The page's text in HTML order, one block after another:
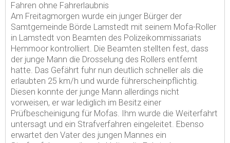
Fahren ohne Fahrerlaubnis
Am Freitagmorgen wurde ein junger Bürger der
Samtgemeinde Börde Lamstedt mit seinem Mofa-Roller
in Lamstedt von Beamten des Polizeikommissariats
Hemmoor kontrolliert. Die Beamten stellten fest, dass
der junge Mann die Drosselung des Rollers entfernt
hatte. Das Gefährt fuhr nun deutlich schneller als die
erlaubten 25 km/h und wurde führerscheinpflichtig.
Diesen konnte der junge Mann allerdings nicht
vorweisen, er war lediglich im Besitz einer
Prüfbescheinigung für Mofas. Ihm wurde die Weiterfahrt
untersagt und ein Strafverfahren eingeleitet. Ebenso
erwartet den Vater des jungen Mannes ein